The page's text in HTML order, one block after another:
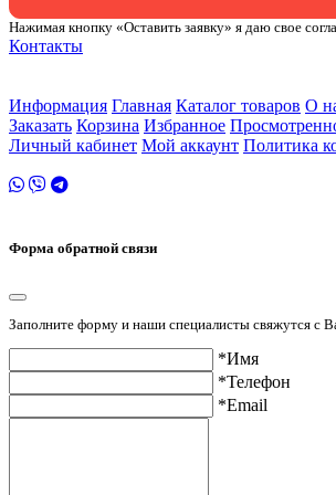
Нажимая кнопку «Оставить заявку» я даю свое
Контакты
Информация Главная Каталог товаров О
Заказать Корзина Избранное
Личный кабинет Мой аккаунт Политика
Форма обратной связи
Заполните форму и наши специалисты свяжутся с
*Имя
*Телефон
*Email